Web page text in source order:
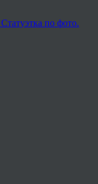
по фото.